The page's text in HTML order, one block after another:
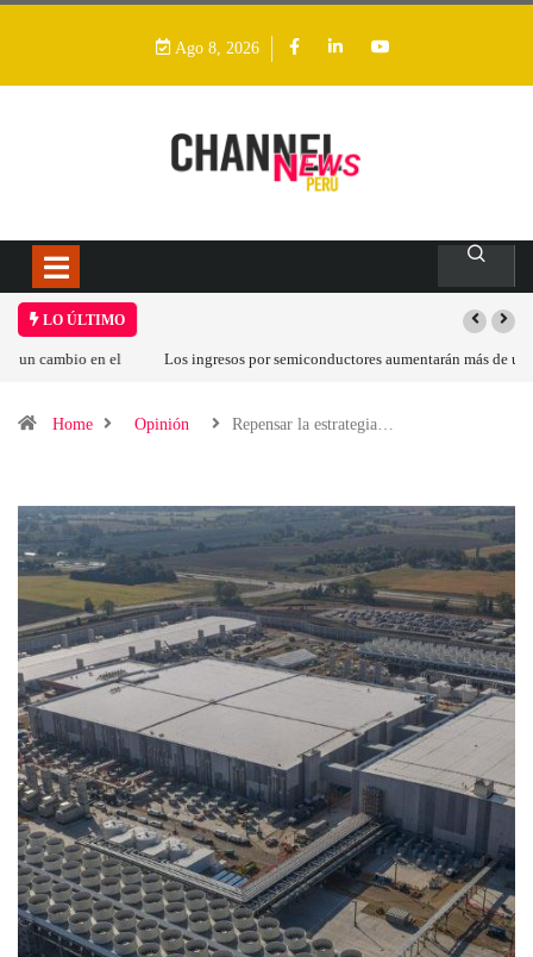
Ago 8, 2026
LO ÚLTIMO
Los ingresos por semiconductores aumentarán más de un 94 % en 2026
Home Opinión Repensar la estrategia…